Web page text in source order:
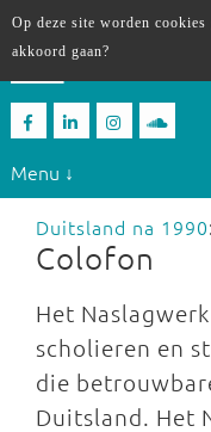
Menu ↓
Duitsland na 1990:
Colofon
Het
scholieren en
die
Duitsland. Het
Op deze site worden
akkoord gaan?